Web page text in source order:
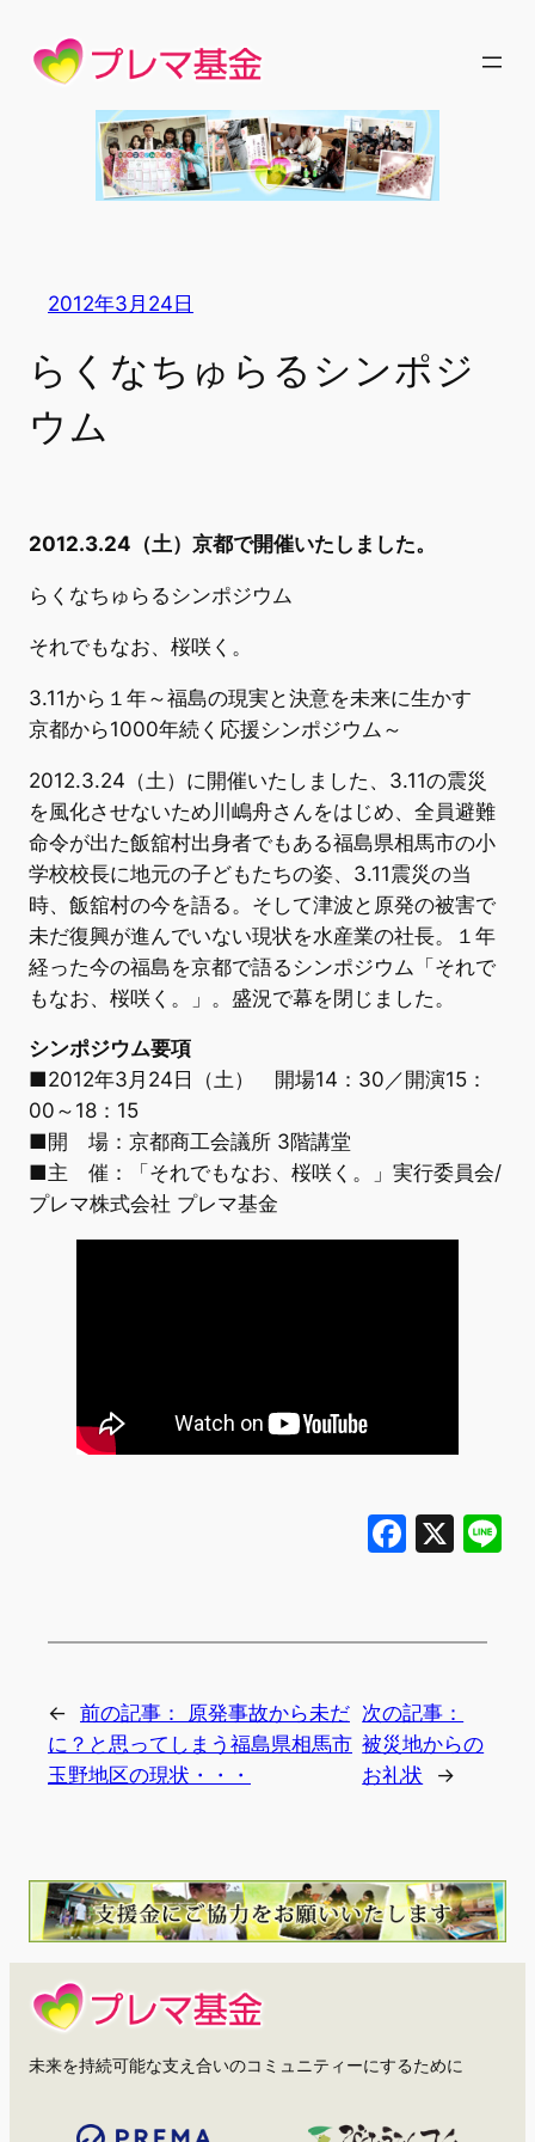
2012年3月24日
らくなちゅらるシンポジ
ウム
2012.3.24（土）京都で開催いたしました。
らくなちゅらるシンポジウム
それでもなお、桜咲く。
3.11から１年～福島の現実と決意を未来に生かす
京都から1000年続く応援シンポジウム～
2012.3.24（土）に開催いたしました、3.11の震災
を風化させないため川嶋舟さんをはじめ、全員避難
命令が出た飯舘村出身者でもある福島県相馬市の小
学校校長に地元の子どもたちの姿、3.11震災の当
時、飯舘村の今を語る。そして津波と原発の被害で
未だ復興が進んでいない現状を水産業の社長。１年
経った今の福島を京都で語るシンポジウム「それで
もなお、桜咲く。」。盛況で幕を閉じました。
シンポジウム要項
■2012年3月24日（土） 開場14：30／開演15：
00～18：15
■開 場：京都商工会議所 3階講堂
■主 催：「それでもなお、桜咲く。」実行委員会/
プレマ株式会社 プレマ基金
X
← 前の記事：
原発事故から未だ
に？と思ってしまう福島県相馬市
玉野地区の現状・・・
次の記事：
被災地からの
お礼状
→
未来を持続可能な支え合いのコミュニティーにするために